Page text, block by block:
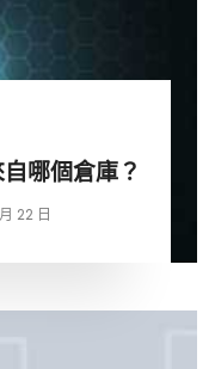
哪個倉庫？
22 日